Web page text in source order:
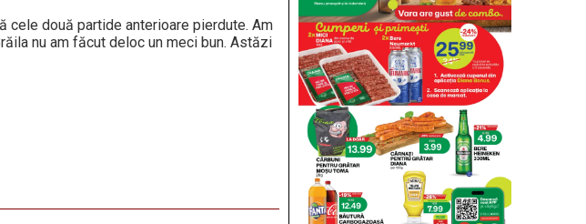
cele două partide anterioare pierdute. Am
nu am făcut deloc un meci bun. Astăzi